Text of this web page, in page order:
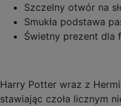
Szczelny otwór na
Smukła podstawa
Świetny prezent dla
Harry Potter wraz z
stawiając czoła licznym